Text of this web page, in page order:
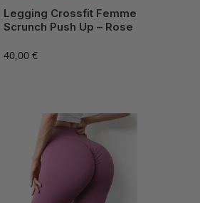
Legging Crossfit Femme
Scrunch Push Up – Rose
40,00€